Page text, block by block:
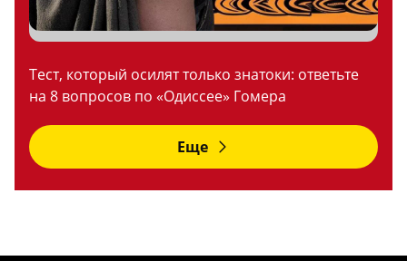
Тест, который осилят только знатоки: ответьте
на 8 вопросов по «Одиссее» Гомера
Еще